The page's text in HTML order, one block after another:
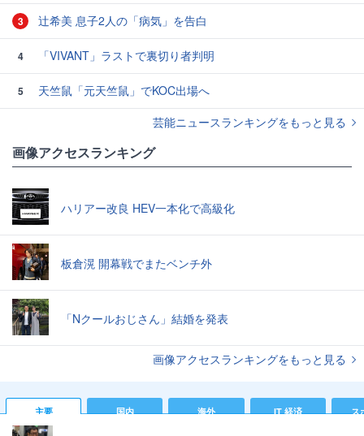
3 辻希美 息子2人の「病気」を告白
4 「VIVANT」ラストで裏切り者判明
5
天竺鼠「元天竺鼠」でKOC出場へ
芸能ニュースランキングをもっと見る
画像アクセスランキング
ハリアー改良 HEV一本化で高級化
板倉滉 開幕戦でまたベンチ外
「Nクールおじさん」結婚を発表
画像アクセスランキングをもっと見る
主要 国内 海外 IT 経済 ス